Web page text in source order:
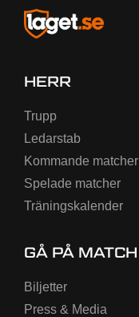
HERR
Trupp
Ledarstab
Kommande matcher
Spelade matcher
Träningskalender
GÅ PÅ MATCH
Biljetter
Press & Media